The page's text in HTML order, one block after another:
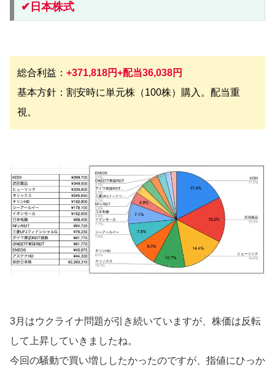
✔︎日本株式
総合利益： +371,818円+配当36,038円
基本方針：割安時に単元株（100株）購入。配当重
視。
3月はウクライナ問題が引き続いていますが、株価は反転
して上昇していきましたね。
今回の騒動で買い増ししたかったのですが、指値にひっか